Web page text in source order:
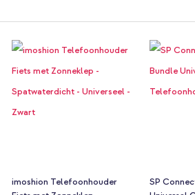
imoshion Telefoonhouder
SP